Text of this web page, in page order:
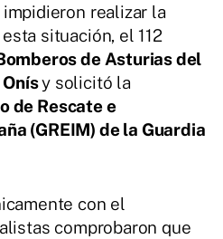
realizar la
situación, el 112
de Asturias del
Onísy solicitó la
de Rescate e
(GREIM) de la Guardia
con el
comprobaron que